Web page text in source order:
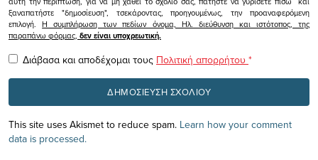
ξαναπατήστε "δημοσίευση", τσεκάροντας, προηγουμένως, την προαναφερόμενη
επιλογή.Η συμπλήρωση των πεδίων όνομα, Ηλ. διεύθυνση και ιστότοπος, της
παραπάνω φόρμας, δεν είναι υποχρεωτική.
Διάβασα και αποδέχομαι τους Πολιτική απορρήτου *
This site uses Akismet to reduce spam. Learn how your comment
data is processed.